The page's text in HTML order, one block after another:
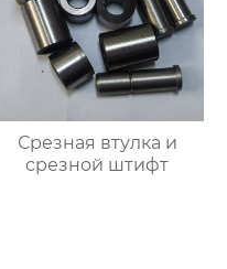
Срезная втулка и
срезной штифт